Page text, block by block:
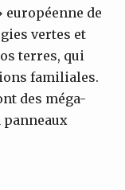
européenne de
vertes et
terres, qui
familiales.
des méga-
panneaux